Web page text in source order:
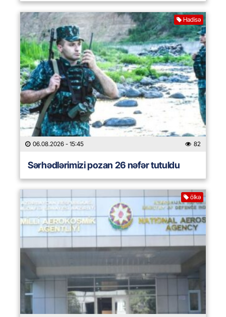
Hadisə
06.08.2026 - 15:45 82
Sərhədlərimizi pozan 26 nəfər tutuldu
ölkə